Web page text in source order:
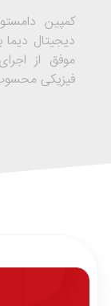
دیجیتال دیما
موفق از
فیزیکی